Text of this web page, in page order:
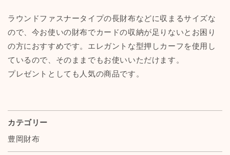
岡
財
布
認
モ
日
製
岡
財
布
認
モ
ラウンドファスナータイプの長財布などに収まるサイズな
ので、今お使いの財布でカードの収納が足りないとお困り
の方におすすめです。エレガントな型押しカーフを使用し
ているので、そのままでもお使いいただけます。
プレゼントとしても人気の商品です。
カテゴリー
豊岡財布